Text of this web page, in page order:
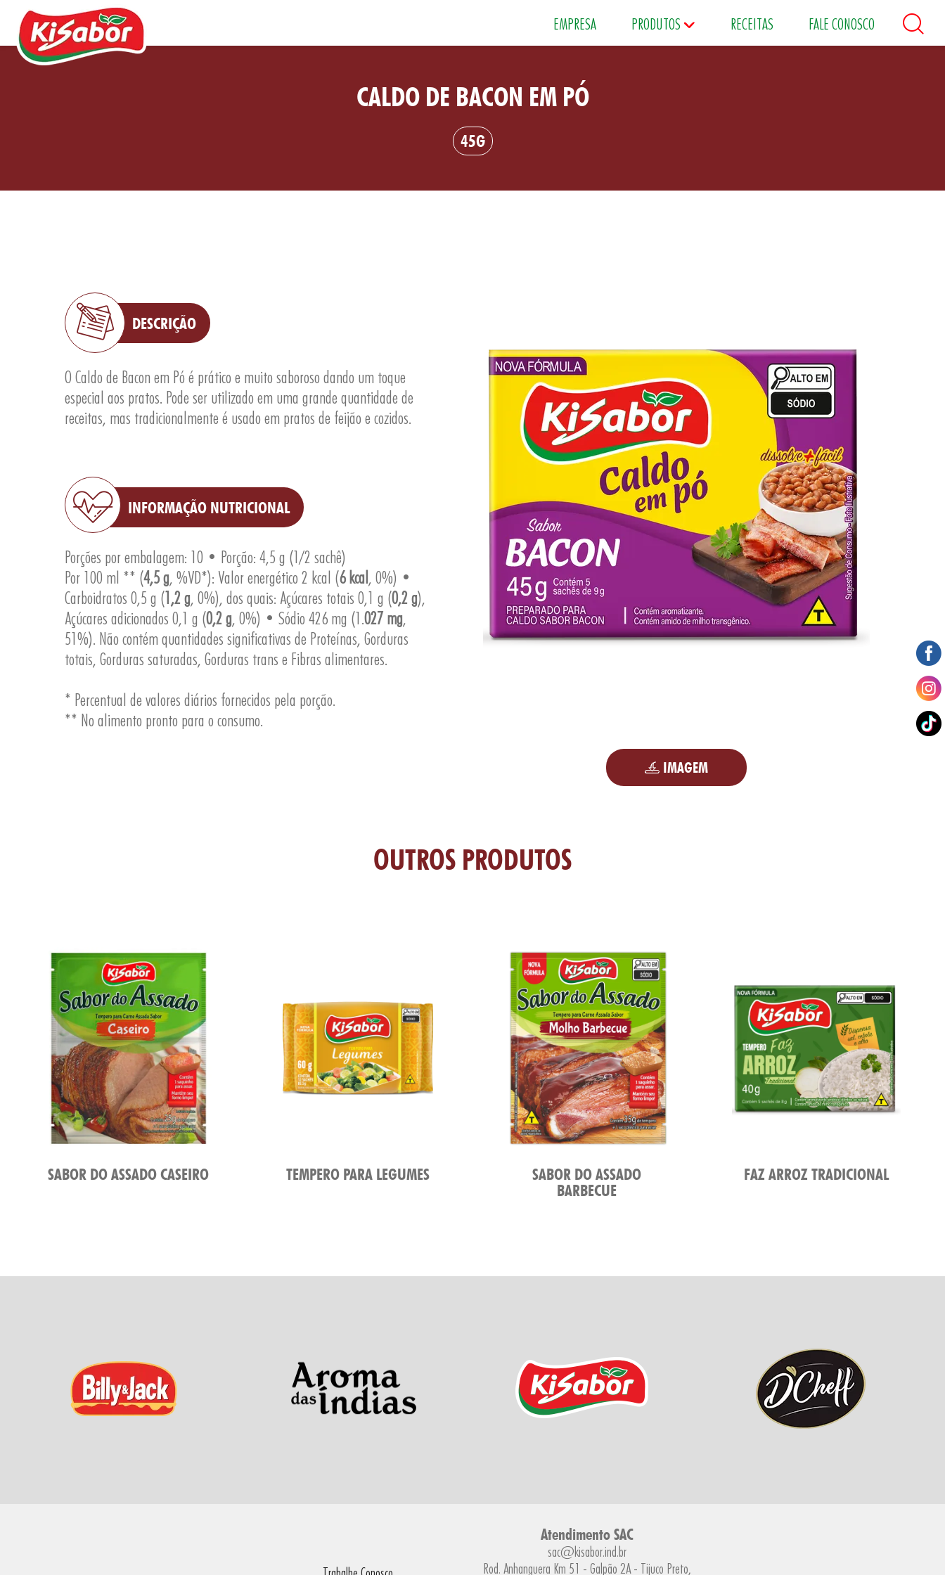
EMPRESA PRODUTOS
Especiarias
RECEITAS FALE CONOSCO
CALDO DE BACON EM PÓ
45G
DESCRIÇÃO
O Caldo de Bacon em Pó é prático e muito saboroso dando um toque
especial aos pratos. Pode ser utilizado em uma grande quantidade de
receitas, mas tradicionalmente é usado em pratos de feijão e cozidos.
INFORMAÇÃO NUTRICIONAL
Porções por embalagem: 10 • Porção: 4,5 g (1/2 sachê)
Por 100 ml ** (4,5 g, %VD*): Valor energético 2 kcal (6 kcal , 0%) •
Carboidratos 0,5 g (1,2 g, 0%), dos quais: Açúcares totais 0,1 g (0,2 g),
Açúcares adicionados 0,1 g (0,2 g, 0%) • Sódio 426 mg (1.027 mg,
51%). Não contém quantidades significativas de Proteínas, Gorduras
totais, Gorduras saturadas, Gorduras trans e Fibras alimentares.
* Percentual de valores diários fornecidos pela porção.
** No alimento pronto para o consumo.
IMAGEM
OUTROS PRODUTOS
SABOR DO ASSADO CASEIRO TEMPERO PARA LEGUMES
SABOR DO ASSADO
BARBECUE
FAZ ARROZ TRADICIONAL
Atendimento SAC
sac@kisabor.ind.br
Rod. Anhanguera Km 51 - Galpão 2A - Tijuco Preto,